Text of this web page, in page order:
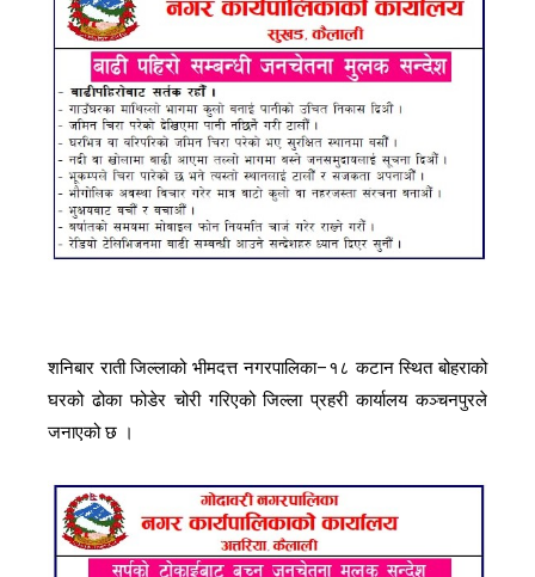
शनिबार राती जिल्लाको भीमदत्त नगरपालिका–१८ कटान स्थित बोहराको
घरको ढोका फोडेर चोरी गरिएको जिल्ला प्रहरी कार्यालय कञ्चनपुरले
जनाएको छ ।